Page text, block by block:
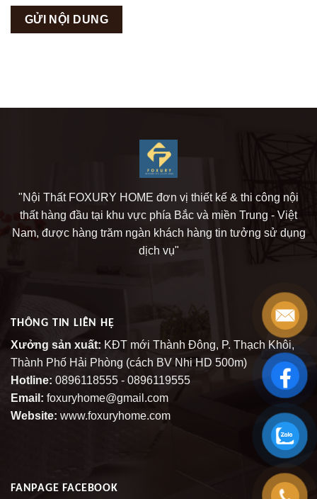
"Nội Thất FOXURY HOME đơn vị thiết kế & thi công nội
thất hàng đầu tại khu vực phía Bắc và miền Trung - Việt
Nam, được hàng trăm ngàn khách hàng tin tưởng sử dụng
dịch vụ"
THÔNG TIN LIÊN HỆ
Xưởng sản xuất: KĐT mới Thành Đông, P. Thạch Khôi,
Thành Phố Hải Phòng (cách BV Nhi HD 500m)
Hotline: 0896118555 - 0896119555
Email: foxuryhome@gmail.com
Website: www.foxuryhome.com
FANPAGE FACEBOOK